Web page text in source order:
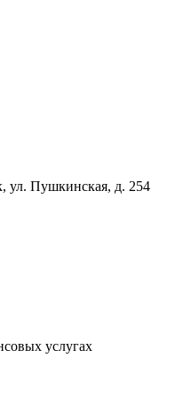
ул. Пушкинская, д. 254
услугах